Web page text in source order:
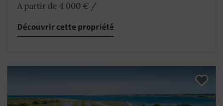
A partir de 4 000 € /
Découvrir cette propriété